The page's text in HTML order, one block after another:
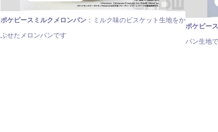
ポケピースミルクメロンパン：ミルク味のビスケット生地をか
ぶせたメロンパンです
ポケピー
パン生地